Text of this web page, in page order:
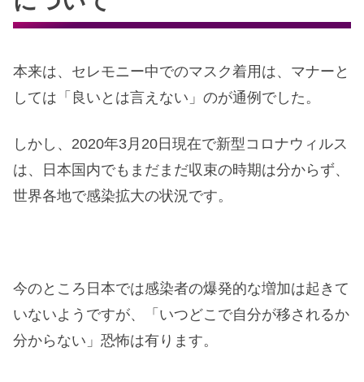
本来は、セレモニー中でのマスク着用は、マナーと
しては「良いとは言えない」のが通例でした。
しかし、2020年3月20日現在で新型コロナウィルス
は、日本国内でもまだまだ収束の時期は分からず、
世界各地で感染拡大の状況です。
今のところ日本では感染者の爆発的な増加は起きて
いないようですが、「いつどこで自分が移されるか
分からない」恐怖は有ります。